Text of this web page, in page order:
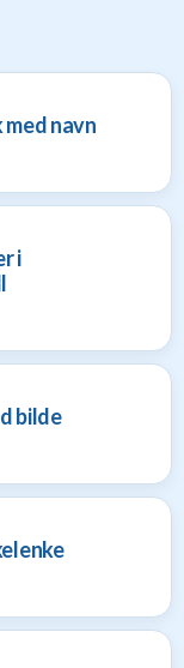
navn
i
bilde